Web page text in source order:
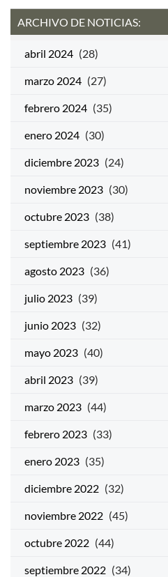
ARCHIVO DE NOTICIAS:
abril 2024 (28)
marzo 2024 (27)
febrero 2024 (35)
enero 2024 (30)
diciembre 2023 (24)
noviembre 2023 (30)
octubre 2023 (38)
septiembre 2023 (41)
agosto 2023 (36)
julio 2023 (39)
junio 2023 (32)
mayo 2023 (40)
abril 2023 (39)
marzo 2023 (44)
febrero 2023 (33)
enero 2023 (35)
diciembre 2022 (32)
noviembre 2022 (45)
octubre 2022 (44)
septiembre 2022 (34)